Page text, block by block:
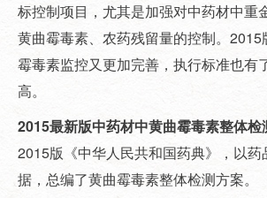
标控制项目，尤其是加强对中药材中重
黄曲霉毒素、农药残留量的控制。2015
霉毒素监控又更加完善，执行标准也有
高。
2015最新版中药材中黄曲霉毒素整体检
2015版《中华人民共和国药典》，以药
据，总编了黄曲霉毒素整体检测方案。